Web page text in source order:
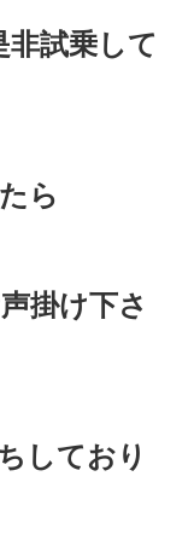
試乗して
ら
掛け下さ
しており